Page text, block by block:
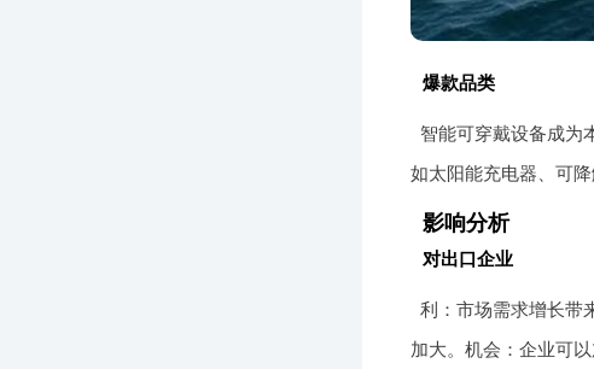
爆款品类
智能可穿戴设备成为
如太阳能充电器、可
影响分析
对出口企业
利：市场需求增长带
加大。机会：企业可